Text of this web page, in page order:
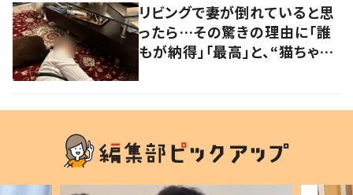
リビングで妻が倒れていると思
ったら…その驚きの理由に「誰
もが納得」「最高」と、“猫ちゃん